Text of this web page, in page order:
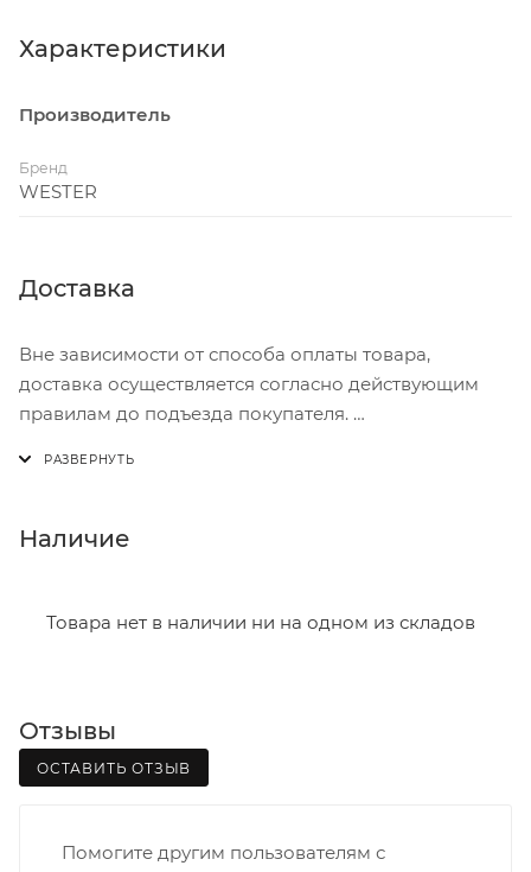
Характеристики
Производитель
Бренд
WESTER
Доставка
Вне зависимости от способа оплаты товара,
доставка осуществляется согласно действующим
правилам до подъезда покупателя.
В субботу с 8:00 до 15:00
- зоны доставки;
Границы доставки в черте города на выезд
(перекрестки улиц):
• Московская - Ульяновская
Наличие
Товара нет в наличии ни на одном из складов
Отзывы
ОСТАВИТЬ ОТЗЫВ
Помогите другим пользователям с